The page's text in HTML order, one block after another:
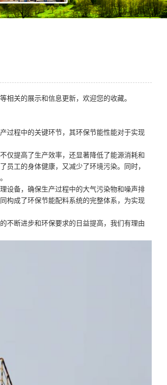
相关的展示和信息更新，欢迎您的收藏。
过程中的关键环节，其环保节能性能对于实现
仅提高了生产效率，还显著降低了能源消耗和
员工的身体健康，又减少了环境污染。同时，
设备，确保生产过程中的大气污染物和噪声排
构成了环保节能配料系统的完整体系，为实现
不断进步和环保要求的日益提高，我们有理由